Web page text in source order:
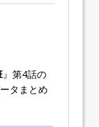
』第4話の
タまとめ